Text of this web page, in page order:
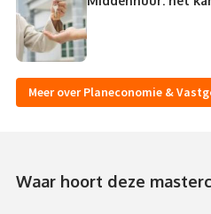
Meer over Planeconomie &
Waar hoort deze